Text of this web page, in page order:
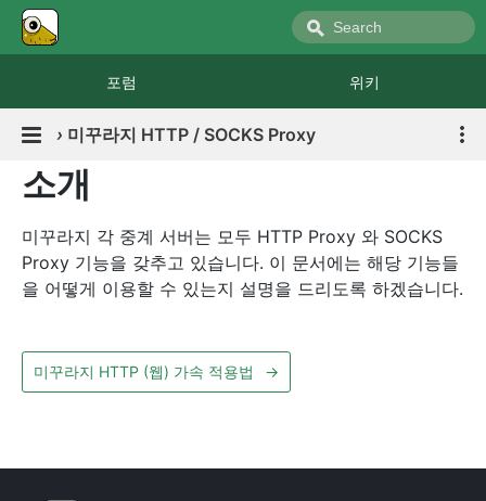
포럼 위키
› 미꾸라지 HTTP / SOCKS Proxy
소개
미꾸라지 각 중계 서버는 모두 HTTP Proxy 와 SOCKS
Proxy 기능을 갖추고 있습니다. 이 문서에는 해당 기능들
을 어떻게 이용할 수 있는지 설명을 드리도록 하겠습니다.
미꾸라지 HTTP (웹) 가속 적용법 →